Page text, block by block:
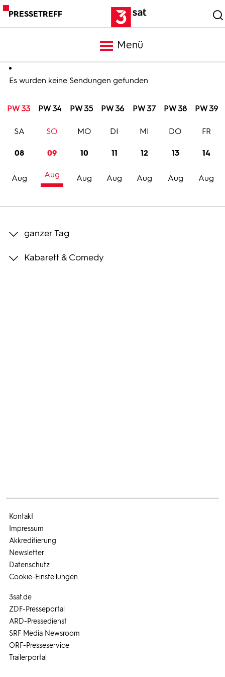
PRESSETREFF
Menü
Meldungen
Programm
Trailer
Bilder
Es wurden keine Sendungen gefunden
PW 33 PW 34 PW 35 PW 36 PW 37 PW 38 PW 39
08
Aug
SA
09
Aug
SO
10
Aug
MO
11
Aug
DI
12
Aug
MI
13
Aug
DO
14
Aug
FR
ganzer Tag
Kabarett & Comedy
3sat.de
ZDF-Presseportal
ARD-Pressedienst
SRF Media Newsroom
ORF-Presseservice
Trailerportal
Kontakt
Impressum
Akkreditierung
Newsletter
Datenschutz
Cookie-Einstellungen